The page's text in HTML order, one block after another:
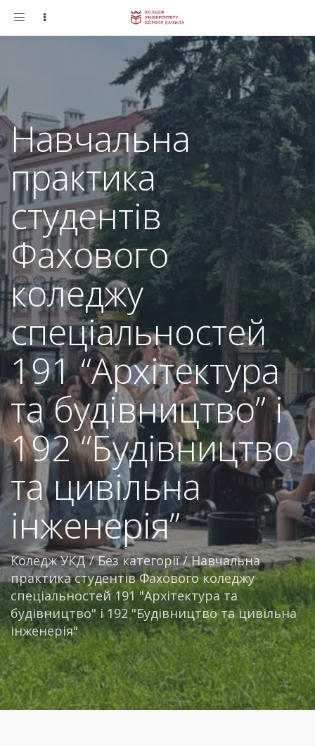
Toggle
Навчальна
практика
студентів
Фахового
коледжу
спеціальностей
191 “Архітектура
та будівництво” і
192 “Будівництво
та цивільна
інженерія”
Коледж УКД/Без категорії/Навчальна
практика студентів Фахового коледжу
спеціальностей 191 "Архітектура та
будівництво" і 192 "Будівництво та цивільна
інженерія"